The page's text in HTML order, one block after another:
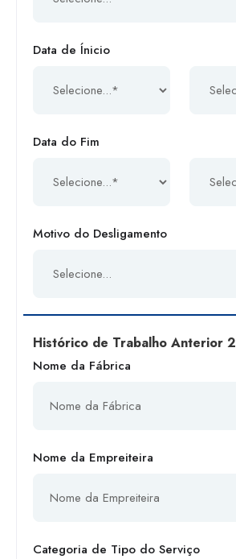
Data de Ínicio
Data do Fim
Motivo do Desligamento
Histórico de Trabalho Anterior 2
Nome da Fábrica
Nome da Empreiteira
Categoria de Tipo do Serviço